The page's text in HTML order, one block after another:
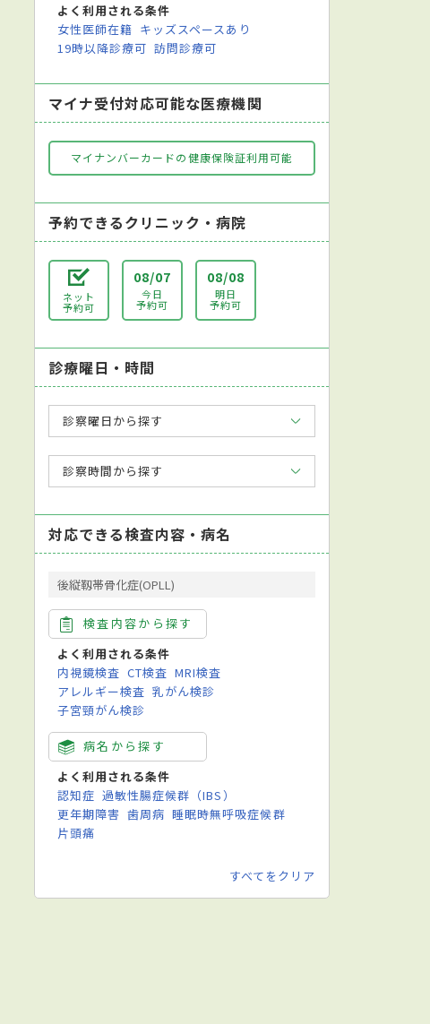
麻酔科標榜医：柳原尚
よく利用される条件
女性医師在籍 キッズスペースあり
19時以降診療可 訪問診療可
マイナ受付対応可能な医療機関
マイナンバーカードの健康保険証利用可能
予約できるクリニック・病院
ネット
予約可
08/07
今日
予約可
08/08
明日
予約可
診療曜日・時間
診察曜日から探す
診察時間から探す
対応できる検査内容・病名
後縦靱帯骨化症(OPLL)
検査内容から探す
よく利用される条件
内視鏡検査 CT検査 MRI検査
アレルギー検査 乳がん検診
子宮頸がん検診
病名から探す
よく利用される条件
認知症 過敏性腸症候群（IBS）
更年期障害 歯周病 睡眠時無呼吸症候群
片頭痛
すべてをクリア